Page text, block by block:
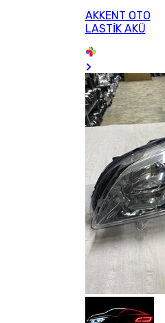
AKKENT OTO
LASTİK AKÜ